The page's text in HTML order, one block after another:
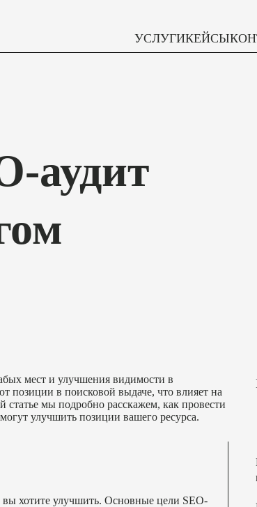
УСЛУГИКЕЙСЫ
аудит
мест и улучшения видимости в
позиции в поисковой выдаче, что влияет на
статье мы подробно расскажем, как провести
улучшить позиции вашего ресурса.
хотите улучшить. Основные цели SEO-